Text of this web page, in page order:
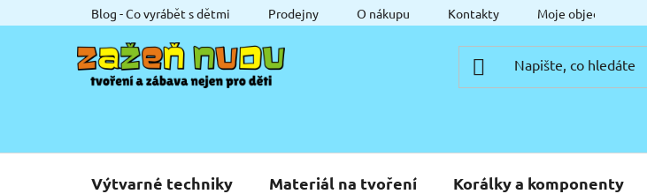
na
Blog - Co vyrábět s dětmi Prodejny O nákupu Kontakty Moje objednávka
Výtvarné techniky Materiál na tvoření Korálky a komponenty